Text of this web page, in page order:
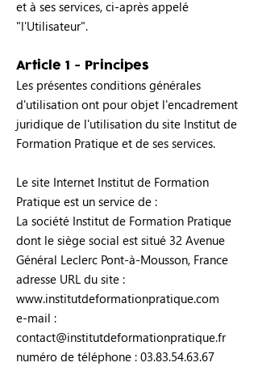
et à ses services, ci-après appelé
"l'Utilisateur".
Article 1 - Principes
Les présentes conditions générales
d'utilisation ont pour objet l'encadrement
juridique de l'utilisation du site Institut de
Formation Pratique et de ses services.
Le site Internet Institut de Formation
Pratique est un service de :
La société Institut de Formation Pratique
dont le siège social est situé 32 Avenue
Général Leclerc Pont-à-Mousson, France
adresse URL du site :
www.institutdeformationpratique.com
e-mail :
contact@institutdeformationpratique.fr
numéro de téléphone : 03.83.54.63.67